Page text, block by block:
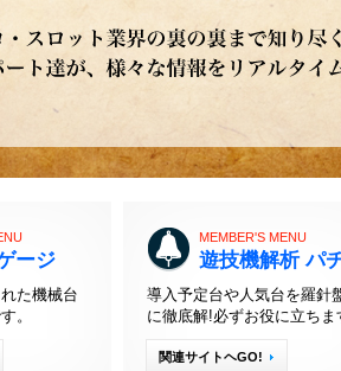
ージ
た機械台
。
MEMBER'S MENU
遊技機解析 パ
導入予定台や人気台を羅針
に徹底解!必ずお役に立ちま
関連サイトヘGO!